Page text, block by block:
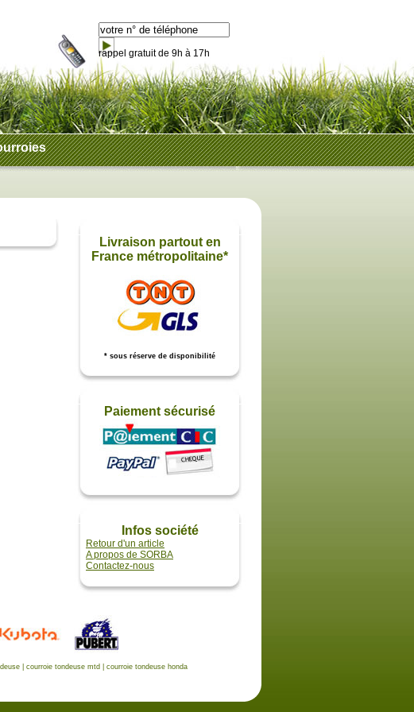
rappel gratuit de 9h à 17h
Livraison partout en
France métropolitaine*
* sous réserve de disponibilité
Paiement sécurisé
Infos société
Retour d'un article
A propos de SORBA
Contactez-nous
| courroie tondeuse mtd courroie tondeuse honda